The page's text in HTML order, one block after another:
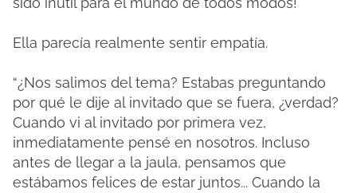
Ella parecía realmente sentir empatía.
“¿Nos salimos del tema? Estabas preguntando
por qué le dije al invitado que se fuera, ¿verdad?
Cuando vi al invitado por primera vez,
inmediatamente pensé en nosotros. Incluso
antes de llegar a la jaula, pensamos que
estábamos felices de estar juntos... Cuando la